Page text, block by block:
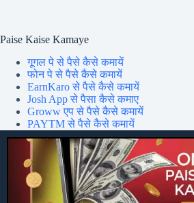
Paise Kaise Kamaye
गूगल पे से पैसे कैसे कमायें
फोन पे से पैसे कैसे कमायें
EarnKaro से पैसे कैसे कमायें
Josh App से पैसा कैसे कमाए
Groww एप से पैसे कैसे कमायें
PAYTM से पैसे कैसे कमायें